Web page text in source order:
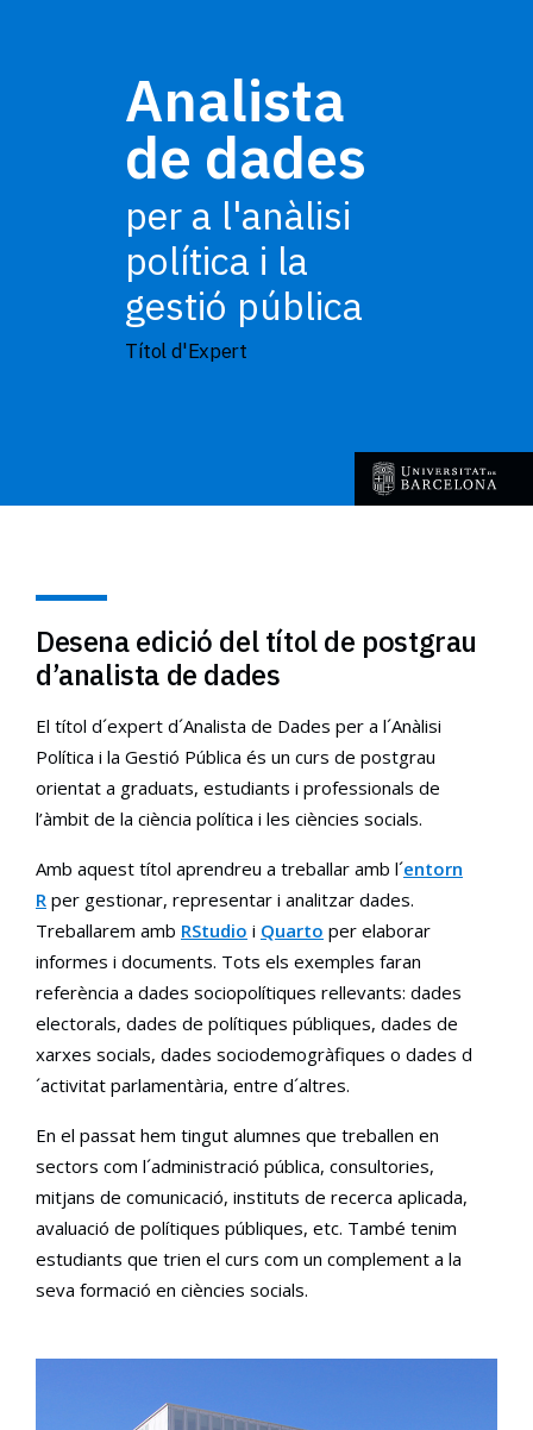
Analista
de dades
per a l'anàlisi
política i la
gestió pública
Títol d'Expert
Desena edició del títol de postgrau
d’analista de dades
El títol d´expert d´Analista de Dades per a l´Anàlisi
Política i la Gestió Pública és un curs de postgrau
orientat a graduats, estudiants i professionals de
l’àmbit de la ciència política i les ciències socials.
Amb aquest títol aprendreu a treballar amb l´entorn
R per gestionar, representar i analitzar dades.
Treballarem amb RStudio i Quarto per elaborar
informes i documents. Tots els exemples faran
referència a dades sociopolítiques rellevants: dades
electorals, dades de polítiques públiques, dades de
xarxes socials, dades sociodemogràfiques o dades d
´activitat parlamentària, entre d´altres.
En el passat hem tingut alumnes que treballen en
sectors com l´administració pública, consultories,
mitjans de comunicació, instituts de recerca aplicada,
avaluació de polítiques públiques, etc. També tenim
estudiants que trien el curs com un complement a la
seva formació en ciències socials.